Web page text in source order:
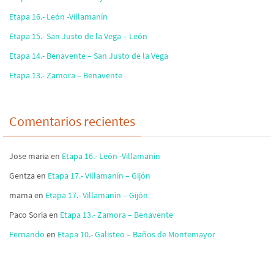
Etapa 16.- León -Villamanín
Etapa 15.- San Justo de la Vega – León
Etapa 14.- Benavente – San Justo de la Vega
Etapa 13.- Zamora – Benavente
Comentarios recientes
Jose mariaen Etapa 16.- León -Villamanín
Gentzaen Etapa 17.- Villamanín – Gijón
mamaen Etapa 17.- Villamanín – Gijón
Paco Soriaen Etapa 13.- Zamora – Benavente
Fernando en Etapa 10.- Galisteo – Baños de Montemayor